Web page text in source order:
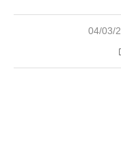
04/03/